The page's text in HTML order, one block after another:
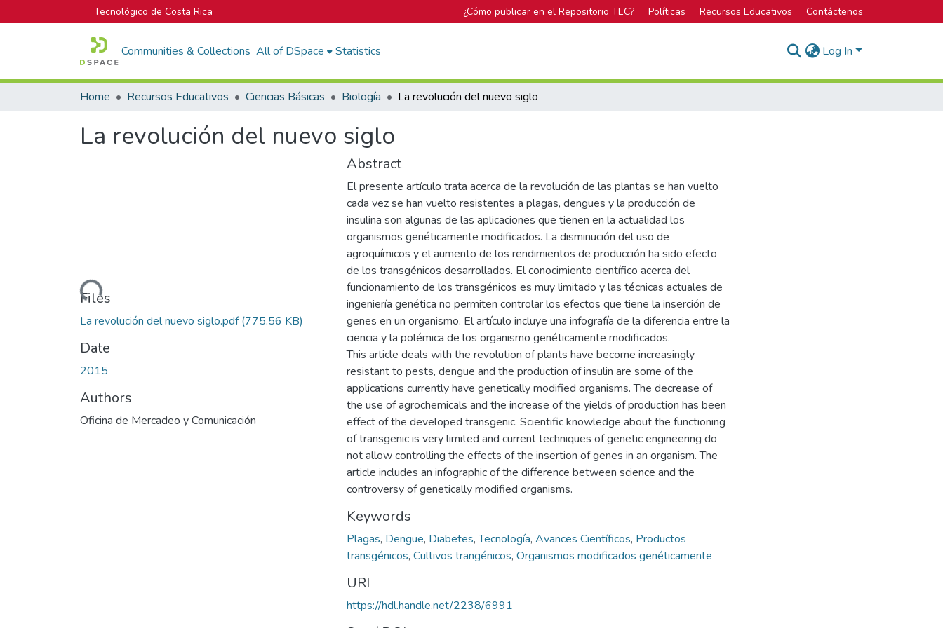
Tecnológico de Costa Rica ¿Cómo publicar en el Repositorio TEC? Políticas Recursos Educativos Contáctenos
Communities & Collections All of DSpace Statistics Log In
Home Recursos Educativos Ciencias Básicas Biología La revolución del nuevo siglo
La revolución del nuevo siglo
Loading...
Files
La revolución del nuevo siglo.pdf(775.56 KB)
Date
2015
Authors
Oficina de Mercadeo y Comunicación
Abstract
El presente artículo trata acerca de la revolución de las plantas se han vuelto
cada vez se han vuelto resistentes a plagas, dengues y la producción de
insulina son algunas de las aplicaciones que tienen en la actualidad los
organismos genéticamente modificados. La disminución del uso de
agroquímicos y el aumento de los rendimientos de producción ha sido efecto
de los transgénicos desarrollados. El conocimiento científico acerca del
funcionamiento de los transgénicos es muy limitado y las técnicas actuales de
ingeniería genética no permiten controlar los efectos que tiene la inserción de
genes en un organismo. El artículo incluye una infografía de la diferencia entre la
ciencia y la polémica de los organismo genéticamente modificados.
This article deals with the revolution of plants have become increasingly
resistant to pests, dengue and the production of insulin are some of the
applications currently have genetically modified organisms. The decrease of
the use of agrochemicals and the increase of the yields of production has been
effect of the developed transgenic. Scientific knowledge about the functioning
of transgenic is very limited and current techniques of genetic engineering do
not allow controlling the effects of the insertion of genes in an organism. The
article includes an infographic of the difference between science and the
controversy of genetically modified organisms.
Keywords
Plagas, Dengue, Diabetes,Tecnología, Avances Científicos, Productos
transgénicos, Cultivos trangénicos, Organismos modificados genéticamente
URI
https://hdl.handle.net/2238/6991